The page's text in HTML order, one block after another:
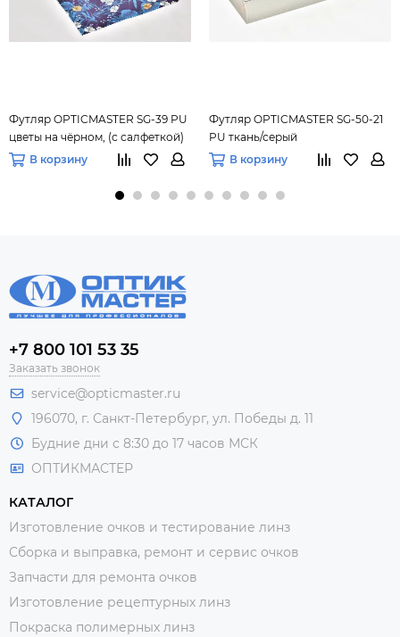
Футляр OPTICMASTER SG-39 PU
цветы на чёрном, (с салфеткой)
В корзину
Футляр OPTICMASTER SG-50-21
PU ткань/серый
В корзину
+7 800 101 53 35
Заказать звонок
service@opticmaster.ru
196070, г. Санкт-Петербург, ул. Победы д. 11
Будние дни с 8:30 до 17 часов МСК
ОПТИКМАСТЕР
КАТАЛОГ
Изготовление очков и тестирование линз
Сборка и выправка, ремонт и сервис очков
Запчасти для ремонта очков
Изготовление рецептурных линз
Покраска полимерных линз